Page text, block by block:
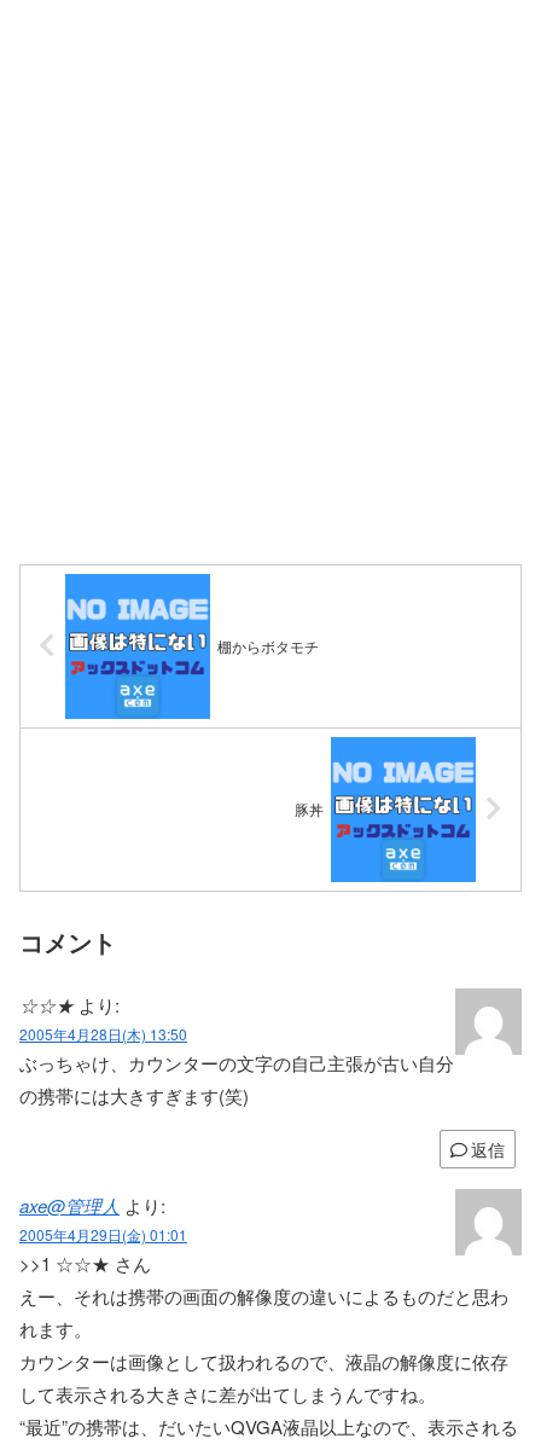
棚からボタモチ
豚丼
コメント
☆☆★ より:
2005年4月28日(木) 13:50
ぶっちゃけ、カウンターの文字の自己主張が古い自分
の携帯には大きすぎます(笑)
返信
axe@管理人 より:
2005年4月29日(金) 01:01
>>1 ☆☆★ さん
えー、それは携帯の画面の解像度の違いによるものだと思わ
れます。
カウンターは画像として扱われるので、液晶の解像度に依存
して表示される大きさに差が出てしまうんですね。
“最近”の携帯は、だいたいQVGA液晶以上なので、表示される